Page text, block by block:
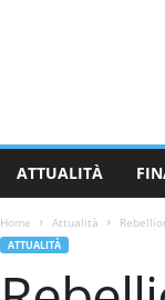
ATTUALITÀ
Home Attualità
ATTUALITÀ